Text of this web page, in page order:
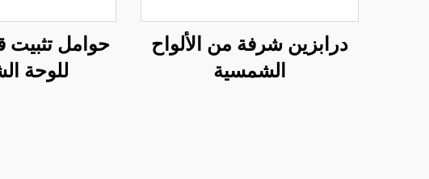
درابزين شرفة من الألواح
الشمسية
حوامل تثبيت
للوحة